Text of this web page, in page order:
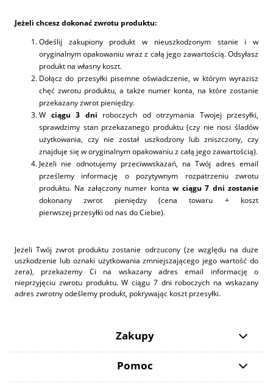
Jeżeli chcesz dokonać zwrotu produktu:
Odeślij zakupiony produkt w nieuszkodzonym stanie i w
oryginalnym opakowaniu wraz z całą jego zawartością. Odsyłasz
produkt na własny koszt.
Dołącz do przesyłki pisemne oświadczenie, w którym wyrazisz
chęć zwrotu produktu, a także numer konta, na które zostanie
przekazany zwrot pieniędzy.
W ciągu 3 dni roboczych od otrzymania Twojej przesyłki,
sprawdzimy stan przekazanego produktu (czy nie nosi śladów
użytkowania, czy nie został uszkodzony lub zniszczony, czy
znajduje się w oryginalnym opakowaniu z całą jego zawartością).
Jeżeli nie odnotujemy przeciwwskazań, na Twój adres email
prześlemy informację o pozytywnym rozpatrzeniu zwrotu
produktu. Na załączony numer kontaw ciągu 7 dni zostanie
dokonany zwrot pieniędzy (cena towaru + koszt
pierwszej przesyłki od nas do Ciebie).
Jeżeli Twój zwrot produktu zostanie odrzucony (ze względu na duże
uszkodzenie lub oznaki użytkowania zmniejszającego jego wartość do
zera), przekażemy Ci na wskazany adres email informację o
nieprzyjęciu zwrotu produktu. W ciągu 7 dni roboczych na wskazany
adres zwrotny odeślemy produkt, pokrywając koszt przesyłki.
Zakupy
Pomoc